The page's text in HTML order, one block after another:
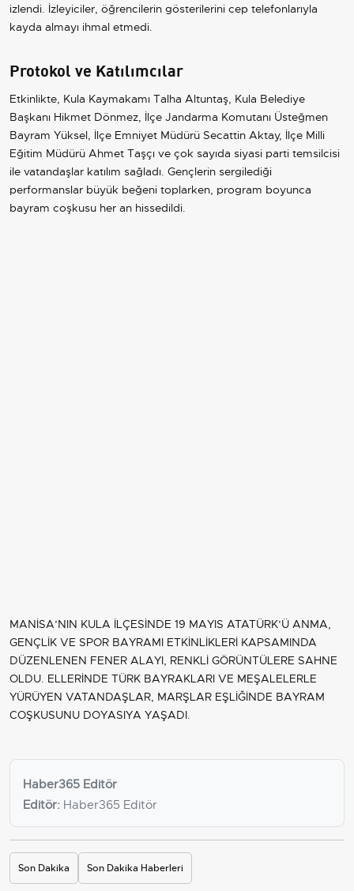
izlendi. İzleyiciler, öğrencilerin gösterilerini cep telefonlarıyla
kayda almayı ihmal etmedi.
Protokol ve Katılımcılar
Etkinlikte, Kula Kaymakamı Talha Altuntaş, Kula Belediye
Başkanı Hikmet Dönmez, İlçe Jandarma Komutanı Üsteğmen
Bayram Yüksel, İlçe Emniyet Müdürü Secattin Aktay, İlçe Milli
Eğitim Müdürü Ahmet Taşçı ve çok sayıda siyasi parti temsilcisi
ile vatandaşlar katılım sağladı. Gençlerin sergilediği
performanslar büyük beğeni toplarken, program boyunca
bayram coşkusu her an hissedildi.
MANİSA’NIN KULA İLÇESİNDE 19 MAYIS ATATÜRK’Ü ANMA,
GENÇLİK VE SPOR BAYRAMI ETKİNLİKLERİ KAPSAMINDA
DÜZENLENEN FENER ALAYI, RENKLİ GÖRÜNTÜLERE SAHNE
OLDU. ELLERİNDE TÜRK BAYRAKLARI VE MEŞALELERLE
YÜRÜYEN VATANDAŞLAR, MARŞLAR EŞLİĞİNDE BAYRAM
COŞKUSUNU DOYASIYA YAŞADI.
Haber365 Editör
Editör: Haber365 Editör
Son Dakika Son Dakika Haberleri